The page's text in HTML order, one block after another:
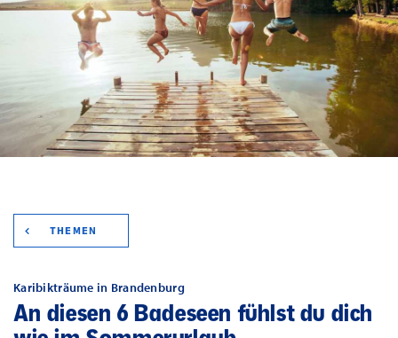
THEMEN
Karibikträume in Brandenburg
An diesen 6 Badeseen fühlst du dich